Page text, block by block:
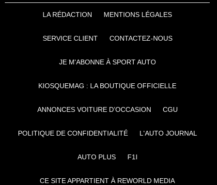
LA RÉDACTION MENTIONS LÉGALES
SERVICE CLIENT CONTACTEZ-NOUS
JE M'ABONNE À SPORT AUTO
KIOSQUEMAG : LA BOUTIQUE OFFICIELLE
ANNONCES VOITURE D’OCCASION CGU
POLITIQUE DE CONFIDENTIALITÉ L'AUTO JOURNAL
AUTO PLUS F1I
CE SITE APPARTIENT À REWORLD MEDIA